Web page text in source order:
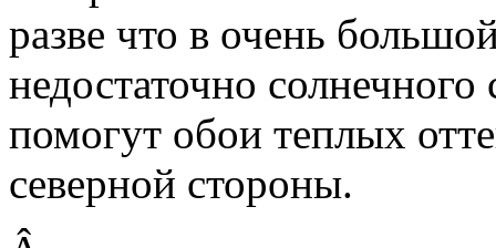
разве что в очень
недостаточно
помогут обои теплых
северной стороны.